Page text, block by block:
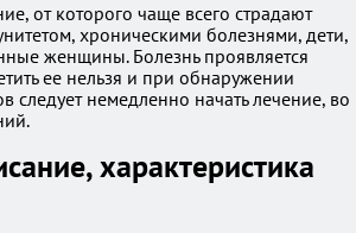
от которого чаще всего страдают
хроническими болезнями, дети,
женщины. Болезнь проявляется
ее нельзя и при обнаружении
следует немедленно начать лечение, во
характеристика